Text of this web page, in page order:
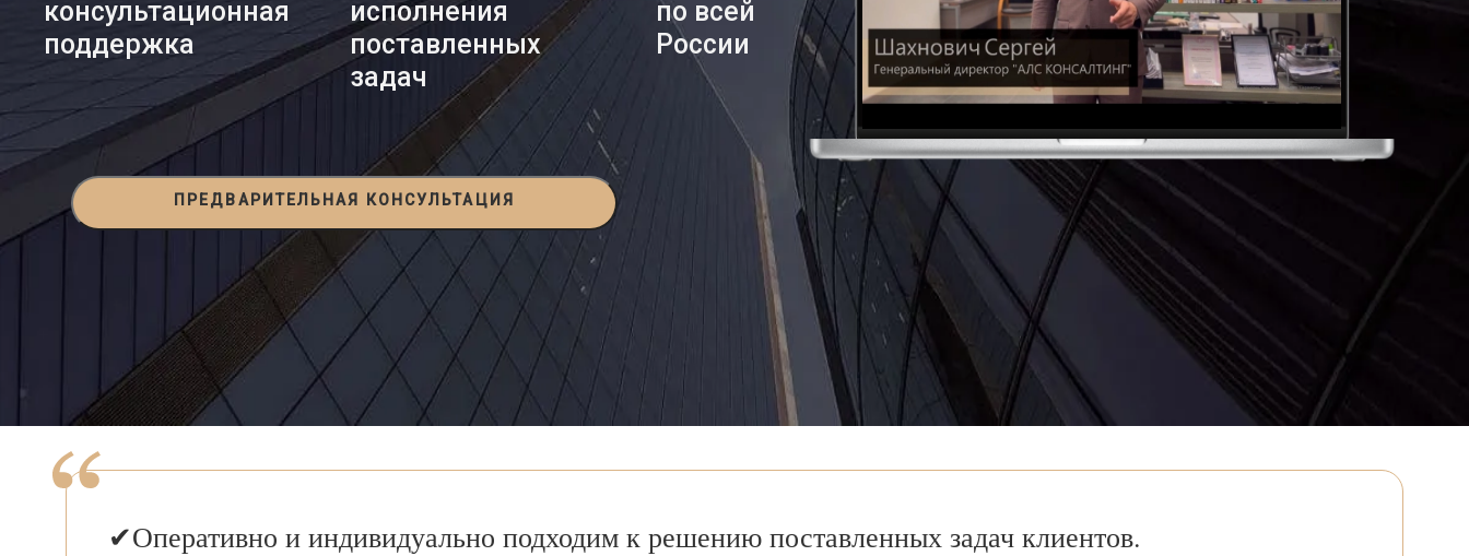
консультационная
поддержка
исполнения
поставленных
задач
по всей
России
ПРЕДВАРИТЕЛЬНАЯ КОНСУЛЬТАЦИЯ
Оперативно и индивидуально подходим к решению поставленных задач клиентов.